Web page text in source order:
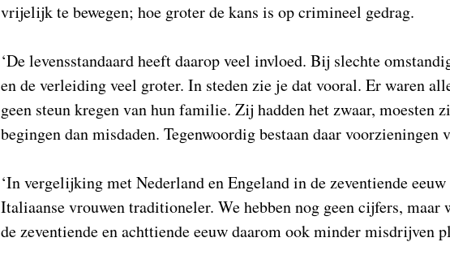
vrijelijk te bewegen; hoe groter de kans is op crimineel gedrag.
‘De levensstandaard heeft daarop veel invloed. Bij slechte
en de verleiding veel groter. In steden zie je dat vooral. Er waren
geen steun kregen van hun familie. Zij hadden het zwaar, moesten
begingen dan misdaden. Tegenwoordig bestaan daar voorzieningen
‘In vergelijking met Nederland en Engeland in de zeventiende
Italiaanse vrouwen traditioneler. We hebben nog geen cijfers,
de zeventiende en achttiende eeuw daarom ook minder misdrijven